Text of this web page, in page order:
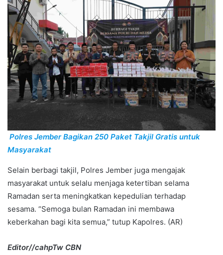
Polres Jember Bagikan 250 Paket Takjil Gratis untuk
Masyarakat
Selain berbagi takjil, Polres Jember juga mengajak
masyarakat untuk selalu menjaga ketertiban selama
Ramadan serta meningkatkan kepedulian terhadap
sesama. “Semoga bulan Ramadan ini membawa
keberkahan bagi kita semua,” tutup Kapolres. (AR)
Editor//cahpTw CBN